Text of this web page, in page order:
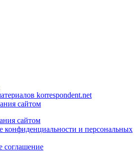
korrespondent.net
сайтом
сайтом
конфиденциальности и персональных
соглашение